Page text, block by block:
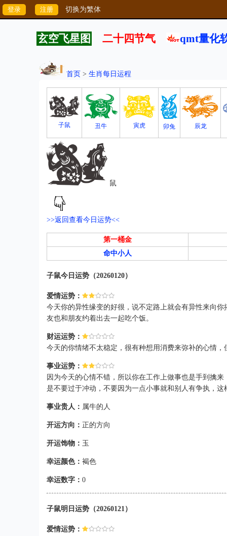
切换为繁体
玄空飞星图 二十四节气 qmt量化
首页 > 生肖每日运程
子鼠 丑牛 寅虎 卯兔 辰龙
鼠
>>返回查看今日运势<<
第一桶金
命中小人
子鼠今日运势（20260120）
爱情运势：
今天你的异性缘变的好很，说不定路上就会有异性来向
友也和朋友约着出去一起吃个饭。
财运运势：
今天的你情绪不太稳定，很有种想用消费来弥补的心情
事业运势：
因为今天的心情不错，所以你在工作上做事也是手到擒
是不要过于冲动，不要因为一点小事就和别人有争执，这
事业贵人： 属牛的人
开运方向： 正的方向
开运饰物： 玉
幸运颜色： 褐色
幸运数字： 0
子鼠明日运势（20260121）
爱情运势：